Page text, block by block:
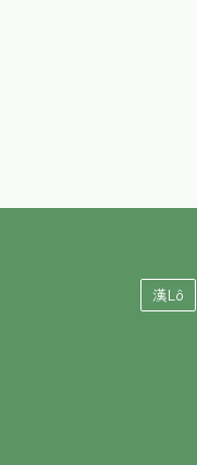
漢Lô